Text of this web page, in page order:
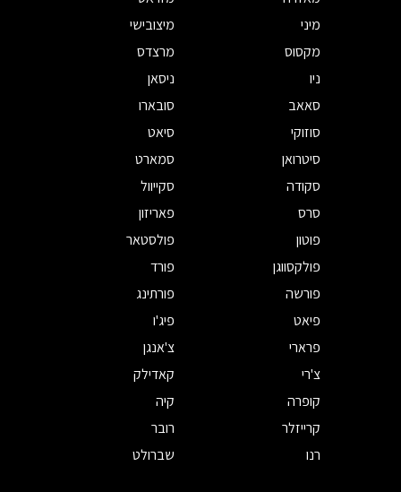
מיני
מיצובישי
מקסוס
מרצדס
ניו
ניסאן
סאאב
סובארו
סוזוקי
סיאט
סיטרואן
סמארט
סקודה
סקייוול
סרס
פאריזון
פוטון
פולסטאר
פולקסווגן
פורד
פורשה
פורתינג
פיאט
פיג'ו
פרארי
צ'אנגן
צ'רי
קאדילק
קופרה
קיה
קרייזלר
רובר
רנו
שברולט